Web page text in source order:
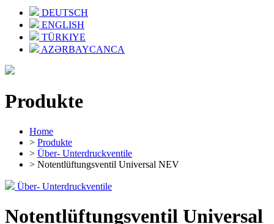
DEUTSCH
ENGLISH
TÜRKIYE
AZƏRBAYCANCA
Produkte
Home
> Produkte
> Über- Unterdruckventile
> Notentlüftungsventil Universal NEV
Über- Unterdruckventile
Notentlüftungsventil Universal